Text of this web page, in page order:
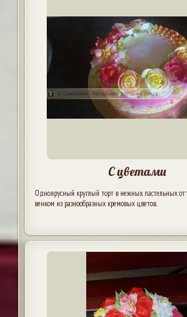
С цветами
Одноярусный круглый торт в нежных пастельных
венком из разнообразных кремовых цветов.